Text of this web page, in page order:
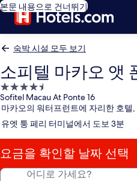
본문 내용으로 건너뛰기
숙박 시설 모두 보기
소피텔 마카오 앳
4.5
성
급
숙
박
시
설
Sofitel Macau At Ponte 16
마카오의 워터프런트에 자리한 호텔
유엣 퉁 페리 터미널에서 도보 3분
요금을 확인할 날짜 선택
어디로 가세요?